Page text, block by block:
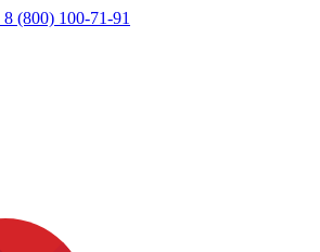
8 (800) 100-71-91